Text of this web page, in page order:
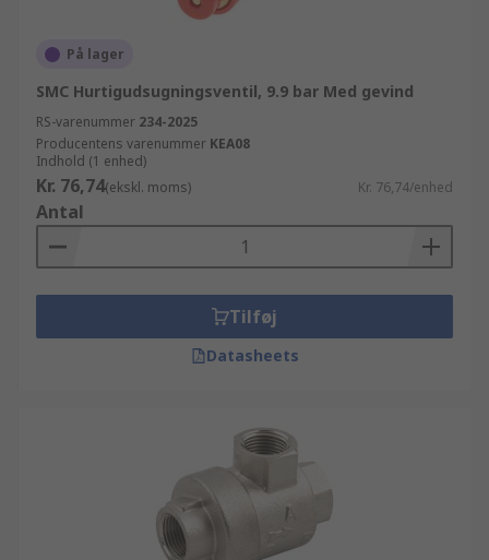
På lager
SMC Hurtigudsugningsventil, 9.9 bar Med gevind
RS-varenummer 234-2025
Producentens varenummer KEA08
Indhold (1 enhed)
Kr. 76,74(ekskl. moms) Kr. 76,74/enhed
Antal
Tilføj
Datasheets